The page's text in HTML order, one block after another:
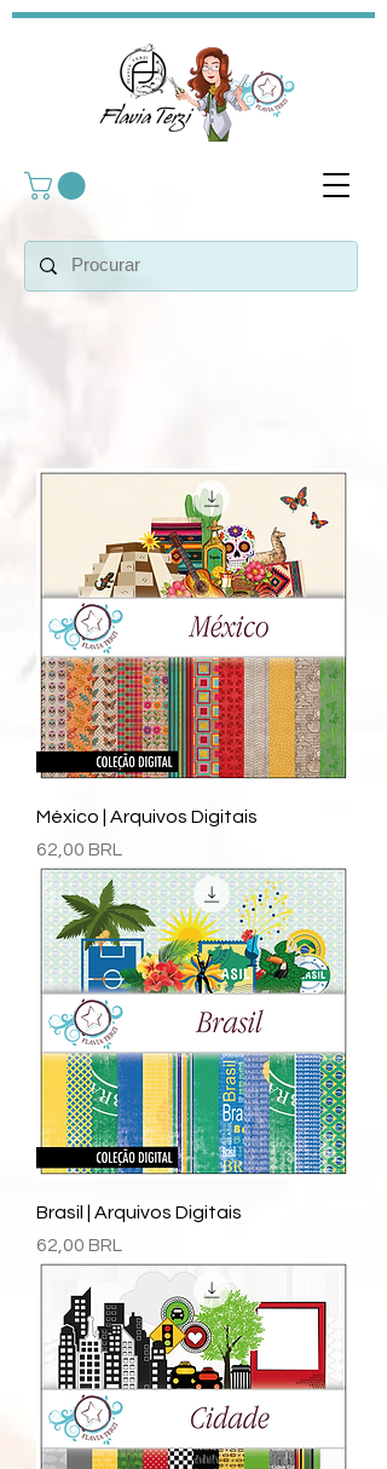
México | Arquivos Digitais
Precio
62,00 BRL
Brasil | Arquivos Digitais
Precio
62,00 BRL